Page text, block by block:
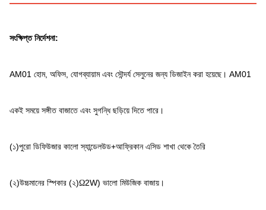
সংক্ষিপ্ত নির্দেশনা:
AM01 হোম, অফিস, যোগব্যায়াম এবং সৌন্দর্য সেলুনের জন্য ডিজাইন করা হয়েছে। AM01
একই সময়ে সঙ্গীত বাজাতে এবং সুগন্ধি ছড়িয়ে দিতে পারে।
(১)পুরো ডিফিউজার কালো স্যান্ডেলউড+আফ্রিকান এসিড শাখা থেকে তৈরি
(২)উচ্চমানের স্পিকার (২)Ω2W) ভালো মিউজিক বাজায়।